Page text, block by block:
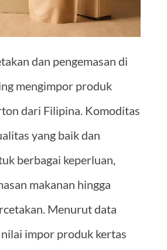
dan pengemasan di
mengimpor produk
dari Filipina. Komoditas
yang baik dan
berbagai keperluan,
makanan hingga
Menurut data
impor produk kertas